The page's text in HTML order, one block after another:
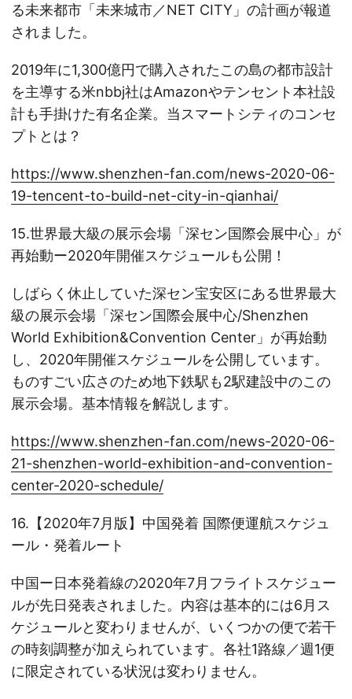
る未来都市「未来城市／NET CITY」の計画が報道
されました。
2019年に1,300億円で購入されたこの島の都市設計
を主導する米nbbj社はAmazonやテンセント本社設
計も手掛けた有名企業。当スマートシティのコンセ
プトとは？
https://www.shenzhen-fan.com/news-2020-06-
19-tencent-to-build-net-city-in-qianhai/
15.世界最大級の展示会場「深セン国際会展中心」が
再始動ー2020年開催スケジュールも公開！
しばらく休止していた深セン宝安区にある世界最大
級の展示会場「深セン国際会展中心/Shenzhen
World Exhibition&Convention Center」が再始動
し、2020年開催スケジュールを公開しています。
ものすごい広さのため地下鉄駅も2駅建設中のこの
展示会場。基本情報を解説します。
https://www.shenzhen-fan.com/news-2020-06-
21-shenzhen-world-exhibition-and-convention-
center-2020-schedule/
16.【2020年7月版】中国発着 国際便運航スケジュ
ール・発着ルート
中国ー日本発着線の2020年7月フライトスケジュー
ルが先日発表されました。内容は基本的には6月ス
ケジュールと変わりませんが、いくつかの便で若干
の時刻調整が加えられています。各社1路線／週1便
に限定されている状況は変わりません。